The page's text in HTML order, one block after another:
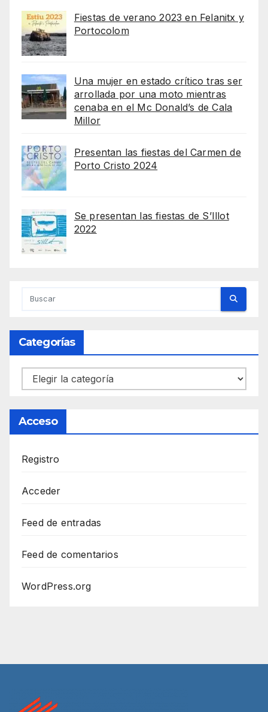
Fiestas de verano 2023 en Felanitx y
Portocolom
Una mujer en estado crítico tras ser
arrollada por una moto mientras
cenaba en el Mc Donald’s de Cala
Millor
Presentan las fiestas del Carmen de
Porto Cristo 2024
Se presentan las fiestas de S’Illot
2022
Categorías
Categorías
Acceso
Registro
Acceder
Feed de entradas
Feed de comentarios
WordPress.org